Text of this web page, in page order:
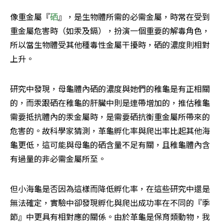
像重金屬『硒』，是生物體所需的必需金屬，時常在受到
重金屬危害時（如汞及鎘），扮演一個重要的解毒角色，
所以當生物體受其他種毒性金屬干擾時，硒的濃度則相對
上升。
研究中發現，母龜體內硒的濃度與她們的稚龜是有正相關
的，而汞跟硒在稚龜的肝臟中則是連帶增加的，推估稚龜
需要抵抗體內的汞金屬時，是需要硒抗衡重金屬所帶來的
危害的。故科學家猜測，革龜孵化率與爬出率比起其他海
龜更低，這可能與母龜的硒含量不足有關，且稚龜體內含
有過量的非必需金屬所至。
但小海龜是否因為這樣而降低孵化率，在這些研究中還是
無法確定，實驗中卻發現孵化與爬出成功率在不同的『季
節』中更具有相對應的關係。由於革龜是保育類動物，我